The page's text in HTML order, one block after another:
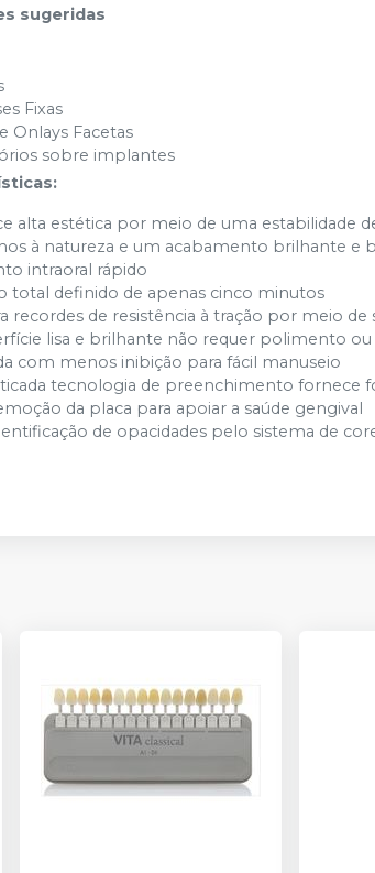
sugeridas
Fixas
Onlays Facetas
sobre implantes
alta estética por meio de uma estabilidade
à natureza e um acabamento brilhante e
intraoral rápido
total definido de apenas cinco minutos
recordes de resistência à tração por meio
lisa e brilhante não requer polimento
com menos inibição para fácil manuseio
tecnologia de preenchimento fornece
da placa para apoiar a saúde gengival
de opacidades pelo sistema de